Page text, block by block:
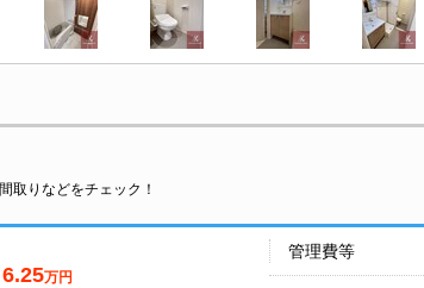
取りなどをチェック！
6.25万円
管理費等